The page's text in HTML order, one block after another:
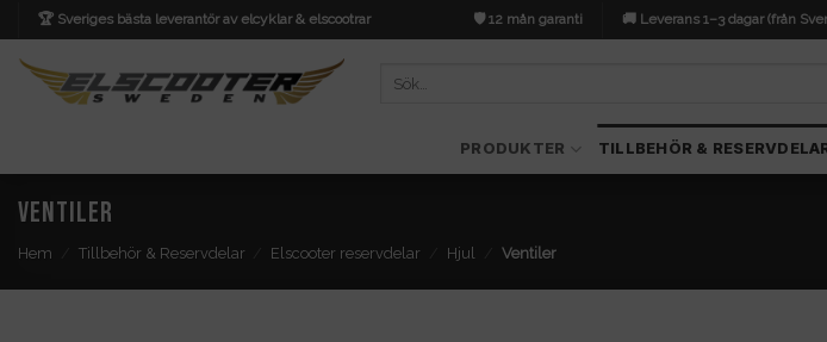
to
content
🏆 Sveriges bästa leverantör av elcyklar & elscootrar 🛡️ 12 mån garanti 🚚 Leverans 1–3 dagar (från
PRODUKTER TILLBEHÖR &
Ventiler
Hem Tillbehör & Reservdelar Elscooter reservdelar Hjul Ventiler